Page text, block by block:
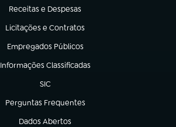
Receitas e Despesas
(abre em nova aba)
Licitações e Contratos
(abre em nova aba)
Empregados Públicos
(abre em nova aba)
Informações Classificadas
(abre em nova aba)
SIC
(abre em nova aba)
Perguntas Frequentes
(abre em nova aba)
Dados Abertos